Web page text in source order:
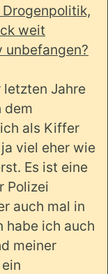
weit
letzten Jahre
dem
als Kiffer
viel eher wie
Es ist eine
Polizei
auch mal in
habe ich auch
meiner